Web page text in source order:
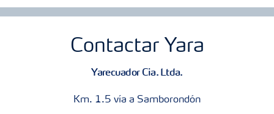
Contactar Yara
Yarecuador Cia. Ltda.
Km. 1.5 vía a Samborondón